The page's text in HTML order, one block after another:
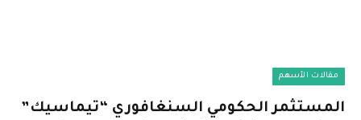
مقالات الأسهم
المستثمر الحكومي السنغافوري “تيماسيك”